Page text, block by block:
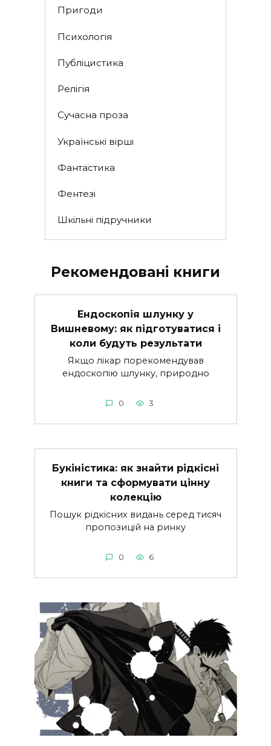
Пригоди
Психологія
Публіцистика
Релігія
Сучасна проза
Українські вірші
Фантастика
Фентезі
Шкільні підручники
Рекомендовані книги
Ендоскопія шлунку у
Вишневому: як підготуватися і
коли будуть результати
Якщо лікар порекомендував
ендоскопію шлунку, природно
0 3
Букіністика: як знайти рідкісні
книги та сформувати цінну
колекцію
Пошук рідкісних видань серед тисяч
пропозицій на ринку
0 6